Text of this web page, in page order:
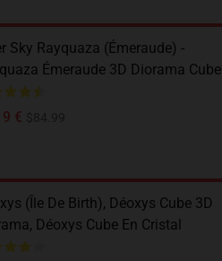
Sky Rayquaza (Émeraude) -
Émeraude 3D Diorama Cube
€
(île De Birth), Déoxys Cube 3D
Déoxys Cube En Cristal